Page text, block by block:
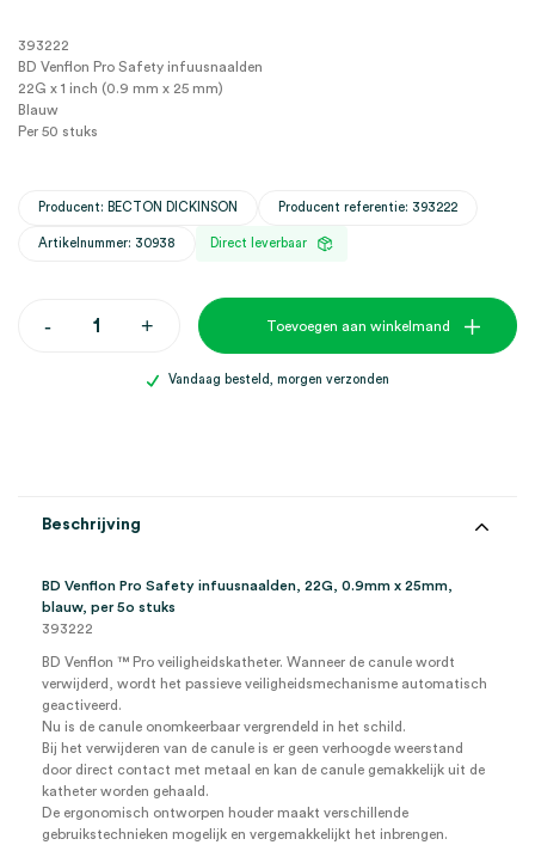
393222
BD Venflon Pro Safety infuusnaalden
22G x 1 inch (0.9 mm x 25 mm)
Blauw
Per 50 stuks
Producent: BECTON DICKINSON Producent referentie: 393222
Artikelnummer: 30938 Direct leverbaar
-
(50)
+ Toevoegen aan winkelmand
Vandaag besteld, morgen verzonden
Beschrijving
BD Venflon Pro Safety infuusnaalden, 22G, 0.9mm x 25mm,
blauw, per 5o stuks
393222
BD Venflon ™ Pro veiligheidskatheter. Wanneer de canule wordt
verwijderd, wordt het passieve veiligheidsmechanisme automatisch
geactiveerd.
Nu is de canule onomkeerbaar vergrendeld in het schild.
Bij het verwijderen van de canule is er geen verhoogde weerstand
door direct contact met metaal en kan de canule gemakkelijk uit de
katheter worden gehaald.
De ergonomisch ontworpen houder maakt verschillende
gebruikstechnieken mogelijk en vergemakkelijkt het inbrengen.